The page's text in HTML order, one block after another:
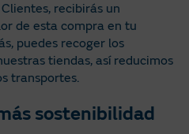
recibirás un
de esta compra en tu
puedes recoger los
tiendas, así reducimos
transportes.
sostenibilidad